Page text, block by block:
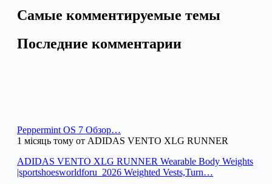
Самые комментируемые темы
Последние комментарии
Peppermint OS 7 Обзор…
1 місяць тому от ADIDAS VENTO XLG RUNNER
ADIDAS VENTO XLG RUNNER Wearable Body Weights
|sportshoesworldforu_2026 Weighted Vests,Turn…